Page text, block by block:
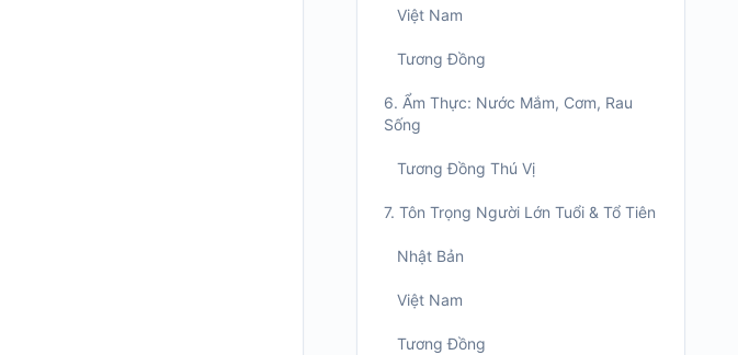
Việt Nam
Tương Đồng
6. Ẩm Thực: Nước Mắm, Cơm, Rau
Sống
Tương Đồng Thú Vị
7. Tôn Trọng Người Lớn Tuổi & Tổ Tiên
Nhật Bản
Việt Nam
Tương Đồng